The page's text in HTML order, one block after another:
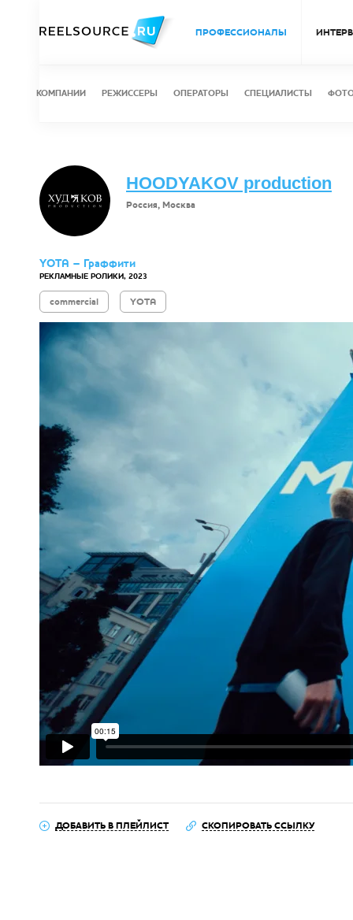
ПРОФЕССИОНАЛЫ
КОМПАНИИ РЕЖИССЕРЫ ОПЕРАТОРЫ СПЕЦИАЛИСТЫ
HOODYAKOV production
Россия, Москва
YOTA – Граффити
РЕКЛАМНЫЕ РОЛИКИ, 2023
commercial YOTA
ДОБАВИТЬ В ПЛЕЙЛИСТ СКОПИРОВАТЬ ССЫЛКУ